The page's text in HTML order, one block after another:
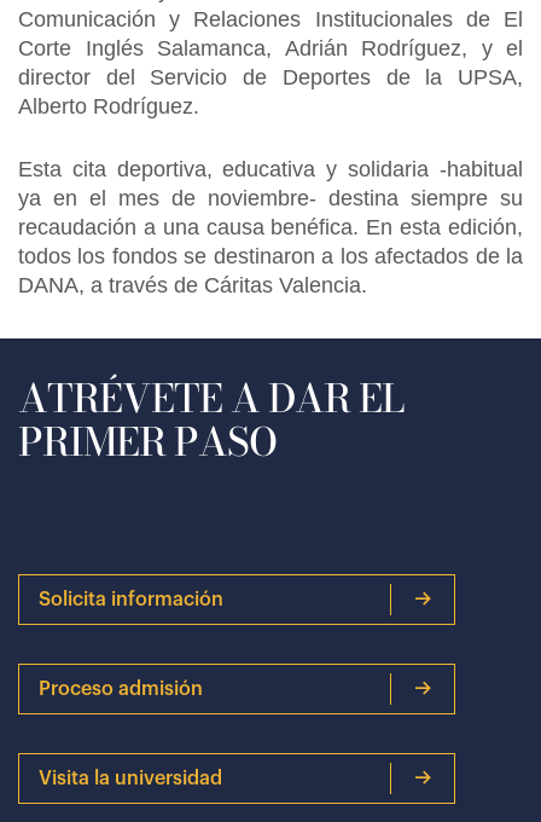
Comunicación y Relaciones Institucionales de El
Corte Inglés Salamanca, Adrián Rodríguez, y el
director del Servicio de Deportes de la UPSA,
Alberto Rodríguez.
Esta cita deportiva, educativa y solidaria -habitual
ya en el mes de noviembre- destina siempre su
recaudación a una causa benéfica. En esta edición,
todos los fondos se destinaron a los afectados de la
DANA, a través de Cáritas Valencia.
ATRÉVETE A DAR EL
PRIMER PASO
Solicita información
Proceso admisión
Visita la universidad